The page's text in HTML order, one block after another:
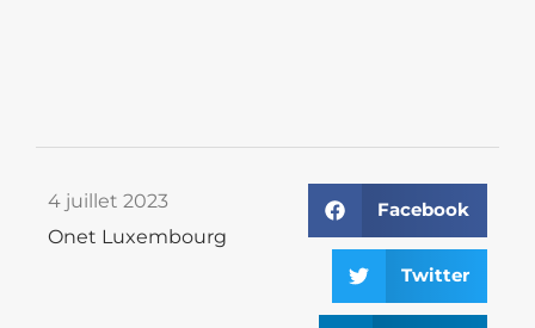
4 juillet 2023
Onet Luxembourg
Facebook
Twitter